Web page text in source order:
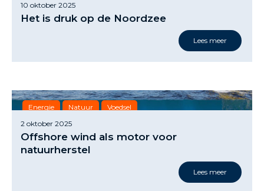
10 oktober 2025
Het is druk op de Noordzee
Lees meer
Energie Natuur
Voedsel
2 oktober 2025
Offshore wind als motor voor
natuurherstel
Lees meer